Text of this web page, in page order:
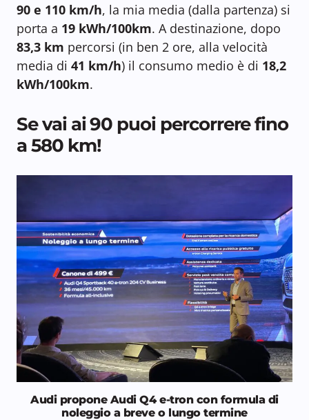
90 e 110 km/h, la mia media (dalla partenza) si
porta a 19 kWh/100km. A destinazione, dopo
83,3 km percorsi (in ben 2 ore, alla velocità
media di 41 km/h) il consumo medio è di 18,2
kWh/100km.
Se vai ai 90 puoi percorrere fino
a 580 km!
Audi propone Audi Q4 e-tron con formula di
noleggio a breve o lungo termine